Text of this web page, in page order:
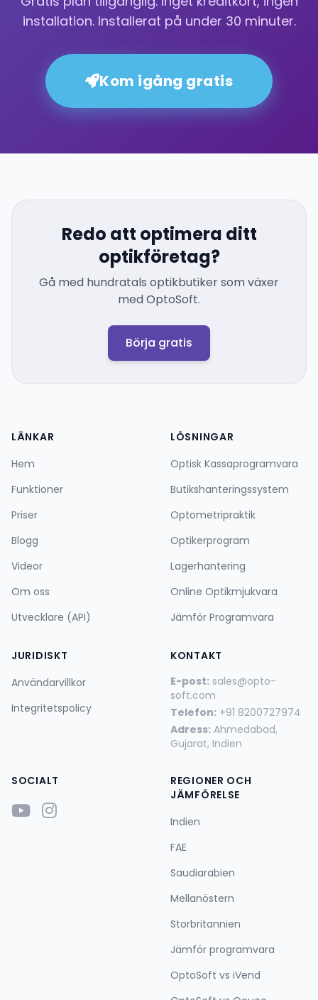
installation. Installerat på under 30 minuter.
Kom igång gratis
Redo att optimera ditt
optikföretag?
Gå med hundratals optikbutiker som växer
med OptoSoft.
Börja gratis
LÄNKAR
Hem
Funktioner
Priser
Blogg
Videor
Om oss
Utvecklare (API)
LÖSNINGAR
Optisk Kassaprogramvara
Butikshanteringssystem
Optometripraktik
Optikerprogram
Lagerhantering
Online Optikmjukvara
Jämför Programvara
JURIDISKT
Användarvillkor
Integritetspolicy
KONTAKT
E-post: sales@opto-
soft.com
Telefon: +91 8200727974
Adress: Ahmedabad,
Gujarat, Indien
SOCIALT
REGIONER OCH
JÄMFÖRELSE
Indien
FAE
Saudiarabien
Mellanöstern
Storbritannien
Jämför programvara
OptoSoft vs iVend